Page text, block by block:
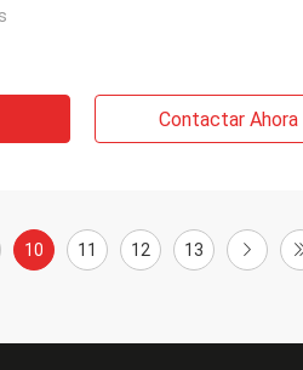
Contactar Ahora
10 11 12 13